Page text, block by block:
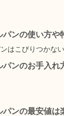
ンの使い方や
はこびりつかな
パンのお手入れ
ンの最安値は